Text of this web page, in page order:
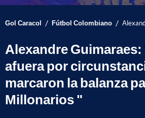
Gol Caracol / Fútbol Colombiano /
Alexandre
afuera por
marcaron la balanza
Millonarios "